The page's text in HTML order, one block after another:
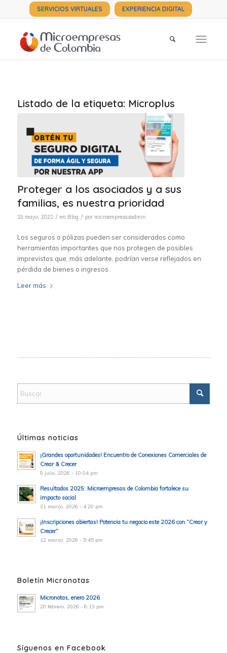
SERVICIOS VIRTUALES EXPERIENCIA DIGITAL
Listado de la etiqueta: Microplus
Proteger a los asociados y a sus
familias, es nuestra prioridad
18 mayo, 2022 / en Blog / por microempresasadmin
Los seguros o pólizas pueden ser considerados como
herramientas importantes que nos protegen de posibles
imprevistos que, más adelante, podrían verse reflejados en
pérdida de bienes o ingresos.
Leer más
Últimas noticias
¡Grandes oportunidades! Encuentro de Conexiones Comerciales de
Crear & Crecer
9 julio, 2026 - 10:04 pm
Resultados 2025: Microempresas de Colombia fortalece su
impacto social
31 marzo, 2026 - 4:20 pm
¡Inscripciones abiertas! Potencia tu negocio este 2026 con “Crear y
Crecer”
12 marzo, 2026 - 5:45 pm
Boletín Micronotas
Micronotas, enero 2026
20 febrero, 2026 - 6:13 pm
Síguenos en Facebook